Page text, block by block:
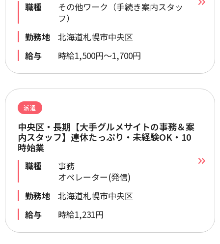
職種
その他ワーク（手続き案内スタッ
フ）
勤務地
北海道札幌市中央区
給与
時給1,500円～1,700円
派遣
中央区・長期【大手グルメサイトの事務＆案
内スタッフ】連休たっぷり・未経験OK・10
時始業
職種
事務
オペレーター(発信)
勤務地
北海道札幌市中央区
給与
時給1,231円